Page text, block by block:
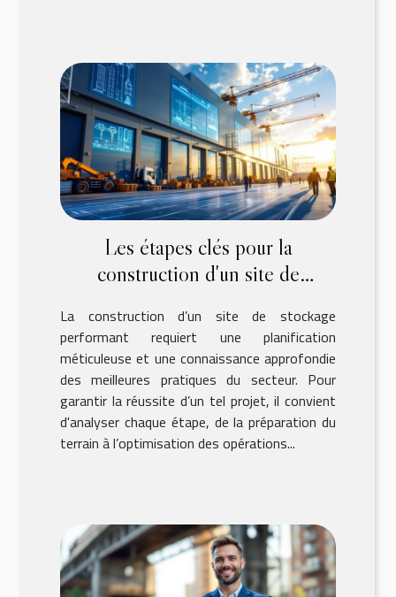
Les étapes clés pour la
construction d'un site de
La construction d’un site de stockage
performant requiert une planification
méticuleuse et une connaissance approfondie
des meilleures pratiques du secteur. Pour
garantir la réussite d’un tel projet, il convient
d'analyser chaque étape, de la préparation du
terrain à l’optimisation des opérations...